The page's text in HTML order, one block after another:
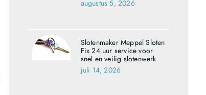
augustus 5, 2026
Slotenmaker Meppel Sloten
Fix 24 uur service voor
snel en veilig slotenwerk
juli 14, 2026